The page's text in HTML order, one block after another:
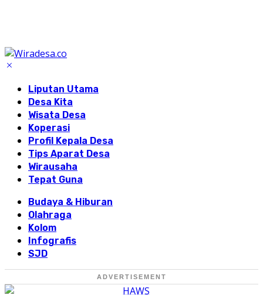
Liputan Utama
Desa Kita
Wisata Desa
Koperasi
Profil Kepala Desa
Tips Aparat Desa
Wirausaha
Tepat Guna
Budaya & Hiburan
Olahraga
Kolom
Infografis
SJD
ADVERTISEMENT